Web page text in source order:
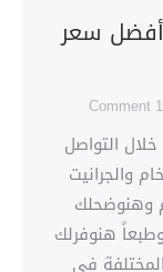
سعر
1 Comment
التواصل
والجرانيت
وهنوضحلك
هنوفرلك
المختلفة في